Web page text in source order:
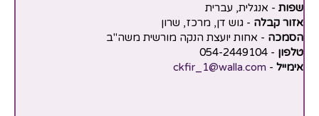
שפות - אנגלית, עברית
אזור קבלה - גוש דן, מרכז, שרון
הסמכה - אחות יועצת הנקה מורשית משה"ב
טלפון - 054-2449104
אימייל -
ckfir_1@walla.com